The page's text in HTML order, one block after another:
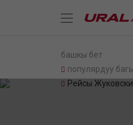
башкы бет
популярдуу
Рейсы